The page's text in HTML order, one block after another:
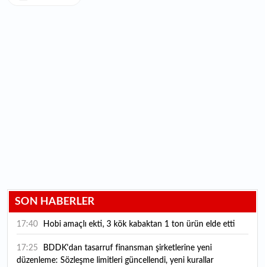
SON HABERLER
17:40 Hobi amaçlı ekti, 3 kök kabaktan 1 ton ürün elde etti
17:25
düzenleme: Sözleşme limitleri güncellendi, yeni kurallar